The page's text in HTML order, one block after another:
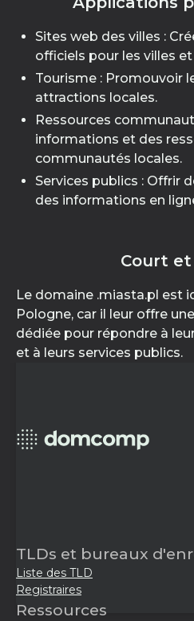
Sites web des villes :
officiels pour les villes
Tourisme : Promouvoir
attractions locales.
Ressources
informations et des
communautés locales.
Services publics : Offrir
des informations en
Court
Le domaine .miasta.pl est
Pologne, car il leur offre
dédiée pour répondre à
et à leurs services publics.
TLDs et bureaux
Liste des TLD
Registraires
Ressources